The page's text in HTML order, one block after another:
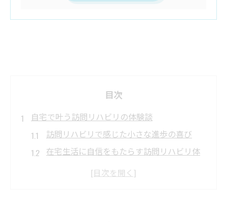
目次
自宅で叶う訪問リハビリの体験談
訪問リハビリで感じた小さな進歩の喜び
在宅生活に自信をもたらす訪問リハビリ体